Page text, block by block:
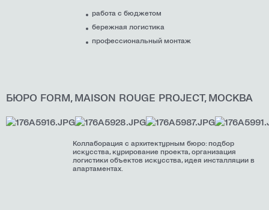
работа с бюджетом
бережная логистика
профессиональный монтаж
БЮРО FORM, MAISON ROUGE PROJECT, МОСКВА
Коллаборация с архитектурным бюро: подбор
искусства, курирование проекта, организация
логистики объектов искусства, идея инсталляции в
апартаментах.